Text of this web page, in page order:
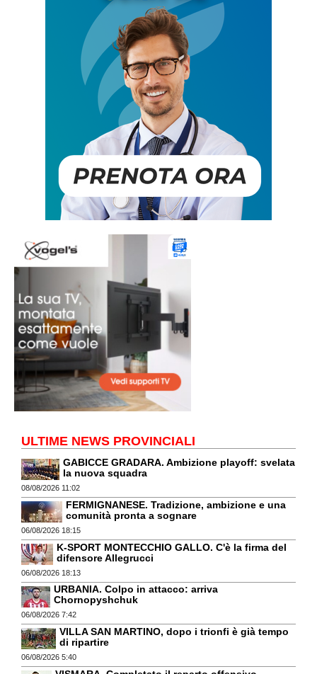
ULTIME NEWS PROVINCIALI
GABICCE GRADARA. Ambizione playoff: svelata
la nuova squadra
08/08/2026 11:02
FERMIGNANESE. Tradizione, ambizione e una
comunità pronta a sognare
06/08/2026 18:15
K-SPORT MONTECCHIO GALLO. C'è la firma del
difensore Allegrucci
06/08/2026 18:13
URBANIA. Colpo in attacco: arriva
Chornopyshchuk
06/08/2026 7:42
VILLA SAN MARTINO, dopo i trionfi è già tempo
di ripartire
06/08/2026 5:40